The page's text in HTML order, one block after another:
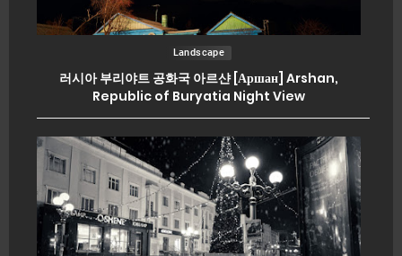
Landscape
러시아 부리야트 공화국 아르샨 [Аршан] Arshan,
Republic of Buryatia Night View